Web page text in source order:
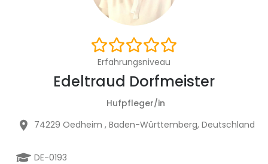
Erfahrungsniveau
Edeltraud Dorfmeister
Hufpfleger/in
74229 Oedheim , Baden-Württemberg, Deutschland
DE-0193